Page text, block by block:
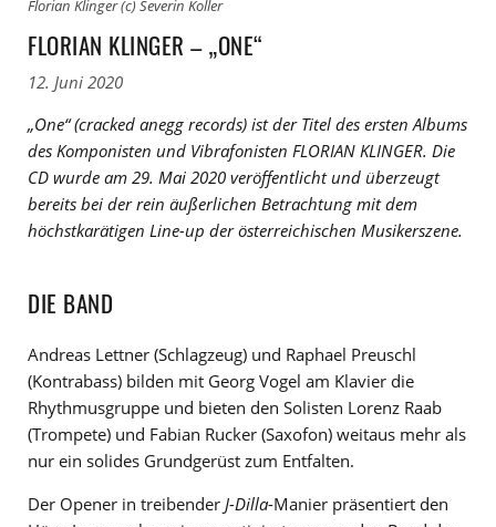
Florian Klinger (c) Severin Koller
FLORIAN KLINGER – „ONE“
12. Juni 2020
„One“ (cracked anegg records) ist der Titel des ersten Albums
des Komponisten und Vibrafonisten FLORIAN KLINGER. Die
CD wurde am 29. Mai 2020 veröffentlicht und überzeugt
bereits bei der rein äußerlichen Betrachtung mit dem
höchstkarätigen Line-up der österreichischen Musikerszene.
DIE BAND
Andreas Lettner (Schlagzeug) und Raphael Preuschl
(Kontrabass) bilden mit Georg Vogel am Klavier die
Rhythmusgruppe und bieten den Solisten Lorenz Raab
(Trompete) und Fabian Rucker (Saxofon) weitaus mehr als
nur ein solides Grundgerüst zum Entfalten.
Der Opener in treibender J-Dilla-Manier präsentiert den